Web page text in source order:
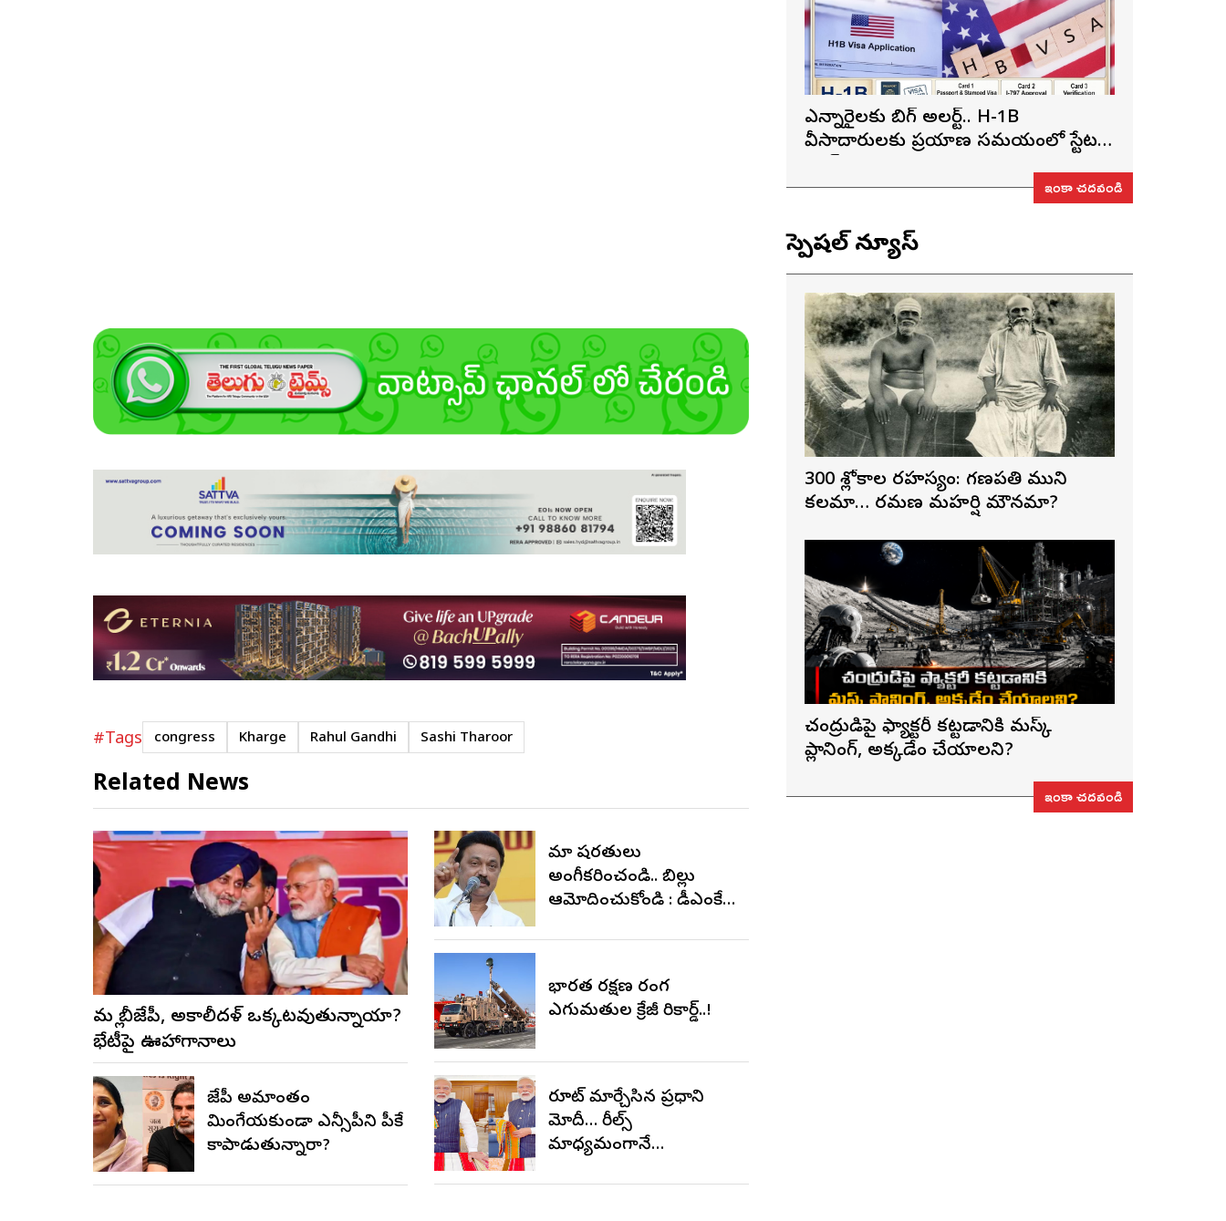
#Tags congress Kharge Rahul Gandhi Sashi Tharoor
Related News
మళ్లీ బీజేపీ, అకాలీదళ్ ఒక్కటవుతున్నాయా?
భేటీపై ఊహాగానాలు
బీజేపీ అమాంతం
మింగేయకుండా ఎన్సీపీని పీకే
కాపాడుతున్నారా?
మా షరతులు
అంగీకరించండి.. బిల్లు
ఆమోదించుకోండి : డీఎంకే
భారత రక్షణ రంగ
ఎగుమతుల క్రేజీ రికార్డ్..!
రూట్ మార్చేసిన ప్రధాని
మోదీ… రీల్స్
మాధ్యమంగానే…
ఎన్నారైలకు బిగ్ అలర్ట్.. H-1B
వీసాదారులకు ప్రయాణ సమయంలో స్టేటస్
ఇంకా చదవండి
స్పెషల్ న్యూస్
300 శ్లోకాల రహస్యం: గణపతి ముని
కలమా… రమణ మహర్షి మౌనమా?
చంద్రుడిపై ఫ్యాక్టరీ కట్టడానికి మస్క్
ప్లానింగ్, అక్కడేం చేయాలని?
ఇంకా చదవండి